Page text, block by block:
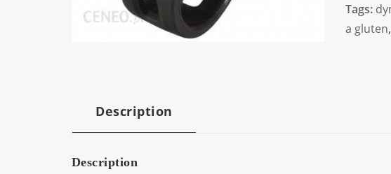
Tags:
a gluten,
Description
Description